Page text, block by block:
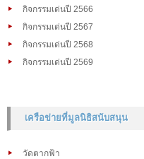
กิจกรรมเด่นปี 2566
กิจกรรมเด่นปี 2567
กิจกรรมเด่นปี 2568
กิจกรรมเด่นปี 2569
เครือข่ายที่มูลนิธิสนับสนุน
วัดตากฟ้า